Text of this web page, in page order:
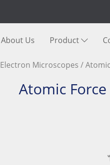
About Us Product
Electron Microscopes /
Atomic